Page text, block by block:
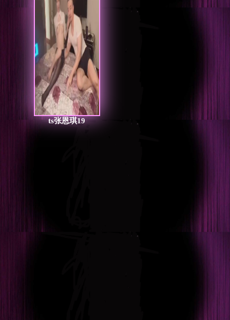
ts张恩琪19